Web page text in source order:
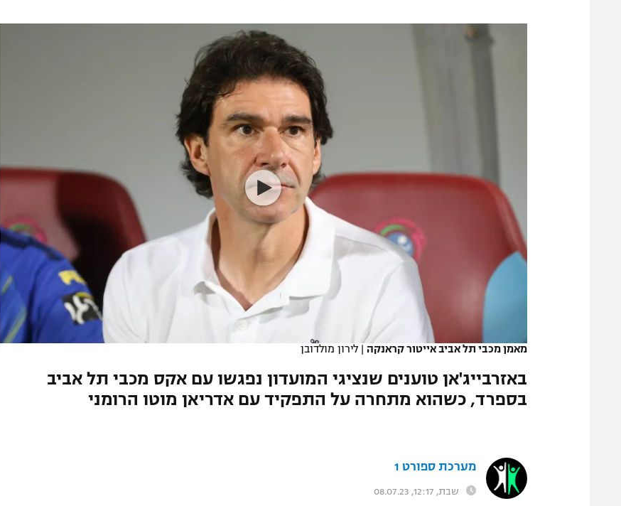
תקנון משתתפים וזוכים בפרסים
מדיניות פרטיות
תקנון פעילות ספורט 1
רשיון להקרנה פומבית לבית עסק
הצטרפות לחבילת הערוצים
לוח דרושים – ג'ובנט
הפועל תל אביב
הפועל חיפה
הפועל באר שבע
מכבי נתניה
בני יהודה
ליגה סינית
ליגה ברזילאית
ליגות נוספות
מאמן מכבי תל אביב אייטור קראנקה | לירון מולדובן
באזרבייג'אן טוענים שנציגי המועדון נפגשו עם אקס מכבי תל אביב
בספרד, כשהוא מתחרה על התפקיד עם אדריאן מוטו הרומני
מערכת ספורט 1
שבת, 12:17, 08.07.23